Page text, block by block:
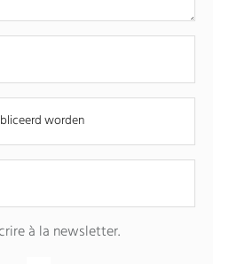
à la newsletter.